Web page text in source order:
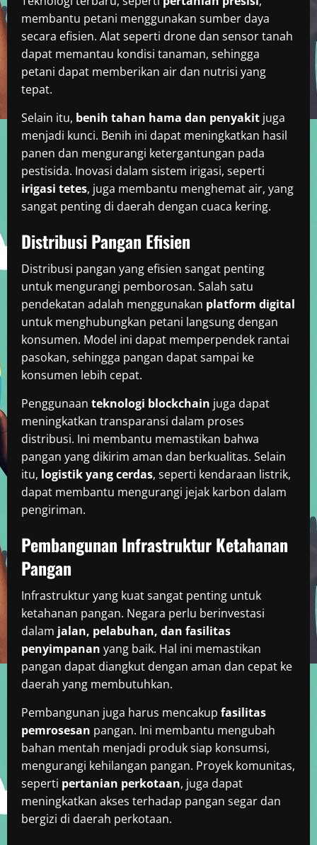
membantu petani menggunakan sumber daya
secara efisien. Alat seperti drone dan sensor tanah
dapat memantau kondisi tanaman, sehingga
petani dapat memberikan air dan nutrisi yang
tepat.
Selain itu, benih tahan hama dan penyakit juga
menjadi kunci. Benih ini dapat meningkatkan hasil
panen dan mengurangi ketergantungan pada
pestisida. Inovasi dalam sistem irigasi, seperti
irigasi tetes, juga membantu menghemat air, yang
sangat penting di daerah dengan cuaca kering.
Distribusi Pangan Efisien
Distribusi pangan yang efisien sangat penting
untuk mengurangi pemborosan. Salah satu
pendekatan adalah menggunakan platform digital
untuk menghubungkan petani langsung dengan
konsumen. Model ini dapat memperpendek rantai
pasokan, sehingga pangan dapat sampai ke
konsumen lebih cepat.
Penggunaan teknologi blockchain juga dapat
meningkatkan transparansi dalam proses
distribusi. Ini membantu memastikan bahwa
pangan yang dikirim aman dan berkualitas. Selain
itu, logistik yang cerdas, seperti kendaraan listrik,
dapat membantu mengurangi jejak karbon dalam
pengiriman.
Pembangunan Infrastruktur Ketahanan
Pangan
Infrastruktur yang kuat sangat penting untuk
ketahanan pangan. Negara perlu berinvestasi
dalam jalan, pelabuhan, dan fasilitas
penyimpanan yang baik. Hal ini memastikan
pangan dapat diangkut dengan aman dan cepat ke
daerah yang membutuhkan.
Pembangunan juga harus mencakup fasilitas
pemrosesan pangan. Ini membantu mengubah
bahan mentah menjadi produk siap konsumsi,
mengurangi kehilangan pangan. Proyek komunitas,
seperti pertanian perkotaan, juga dapat
meningkatkan akses terhadap pangan segar dan
bergizi di daerah perkotaan.